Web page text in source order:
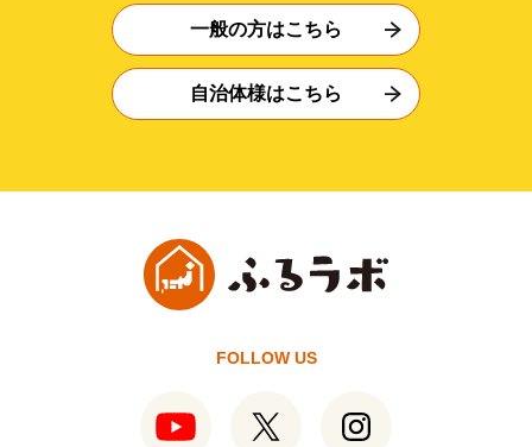
一般の方はこちら
自治体様はこちら
FOLLOW US